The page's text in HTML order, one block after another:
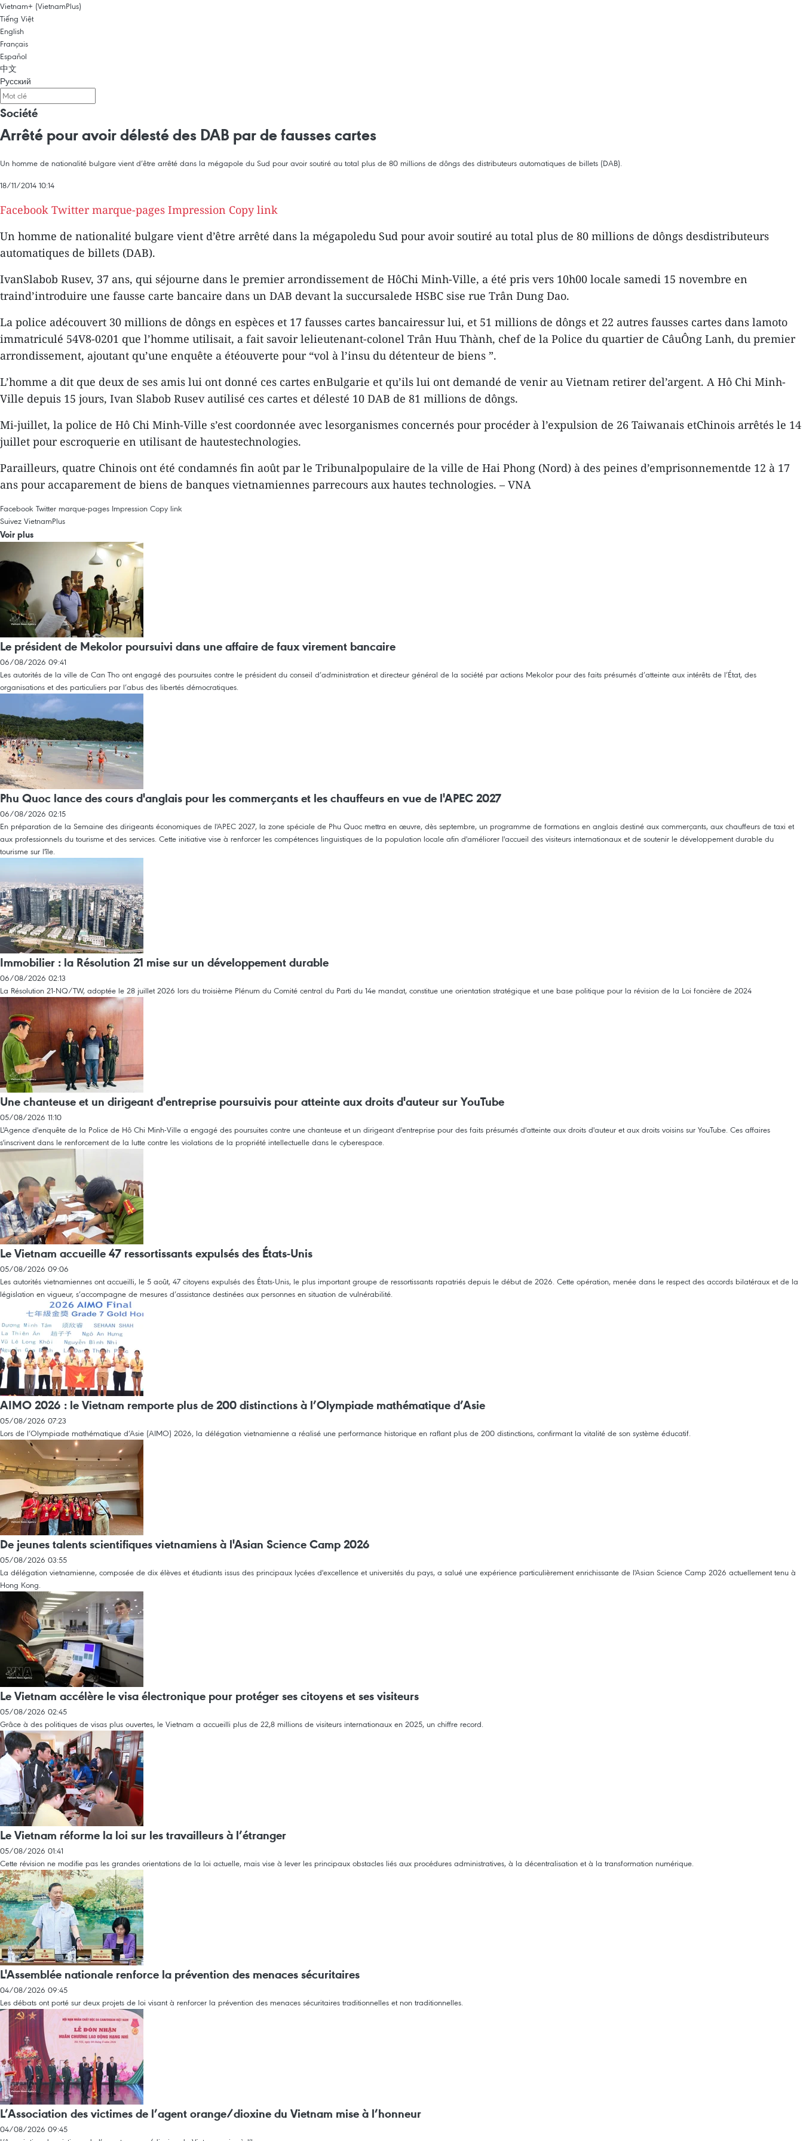
Vietnam+ (VietnamPlus)
Tiếng Việt
English
Français
Español
中文
Русский
Société
Arrêté pour avoir délesté des DAB par de fausses cartes
Un homme de nationalité bulgare vient d’être arrêté dans la mégapole du Sud pour avoir soutiré au total plus de 80 millions de dôngs des distributeurs automatiques de billets (DAB).
18/11/2014 10:14
Facebook Twitter marque-pages Impression Copy link
Un homme de nationalité bulgare vient d’être arrêté dans la mégapoledu Sud pour avoir soutiré au total plus de 80 millions de dôngs desdistributeurs
automatiques de billets (DAB).
IvanSlabob Rusev, 37 ans, qui séjourne dans le premier arrondissement de HôChi Minh-Ville, a été pris vers 10h00 locale samedi 15 novembre en
traind’introduire une fausse carte bancaire dans un DAB devant la succursalede HSBC sise rue Trân Dung Dao.
La police adécouvert 30 millions de dôngs en espèces et 17 fausses cartes bancairessur lui, et 51 millions de dôngs et 22 autres fausses cartes dans lamoto
immatriculé 54V8-0201 que l’homme utilisait, a fait savoir lelieutenant-colonel Trân Huu Thành, chef de la Police du quartier de CâuÔng Lanh, du premier
arrondissement, ajoutant qu’une enquête a étéouverte pour “vol à l’insu du détenteur de biens ”.
L’homme a dit que deux de ses amis lui ont donné ces cartes enBulgarie et qu’ils lui ont demandé de venir au Vietnam retirer del’argent. A Hô Chi Minh-
Ville depuis 15 jours, Ivan Slabob Rusev autilisé ces cartes et délesté 10 DAB de 81 millions de dôngs.
Mi-juillet, la police de Hô Chi Minh-Ville s’est coordonnée avec lesorganismes concernés pour procéder à l’expulsion de 26 Taiwanais etChinois arrêtés le 14
juillet pour escroquerie en utilisant de hautestechnologies.
Parailleurs, quatre Chinois ont été condamnés fin août par le Tribunalpopulaire de la ville de Hai Phong (Nord) à des peines d’emprisonnementde 12 à 17
ans pour accaparement de biens de banques vietnamiennes parrecours aux hautes technologies. – VNA
Facebook Twitter marque-pages Impression Copy link
Suivez VietnamPlus
Voir plus
Le président de Mekolor poursuivi dans une affaire de faux virement bancaire
06/08/2026 09:41
Les autorités de la ville de Can Tho ont engagé des poursuites contre le président du conseil d’administration et directeur général de la société par actions Mekolor pour des faits présumés d’atteinte aux intérêts de l’État, des
organisations et des particuliers par l’abus des libertés démocratiques.
Phu Quoc lance des cours d'anglais pour les commerçants et les chauffeurs en vue de l'APEC 2027
06/08/2026 02:15
En préparation de la Semaine des dirigeants économiques de l'APEC 2027, la zone spéciale de Phu Quoc mettra en œuvre, dès septembre, un programme de formations en anglais destiné aux commerçants, aux chauffeurs de taxi et
aux professionnels du tourisme et des services. Cette initiative vise à renforcer les compétences linguistiques de la population locale afin d'améliorer l'accueil des visiteurs internationaux et de soutenir le développement durable du
tourisme sur l'île.
Immobilier : la Résolution 21 mise sur un développement durable
06/08/2026 02:13
La Résolution 21-NQ/TW, adoptée le 28 juillet 2026 lors du troisième Plénum du Comité central du Parti du 14e mandat, constitue une orientation stratégique et une base politique pour la révision de la Loi foncière de 2024
Une chanteuse et un dirigeant d'entreprise poursuivis pour atteinte aux droits d'auteur sur YouTube
05/08/2026 11:10
L'Agence d'enquête de la Police de Hô Chi Minh-Ville a engagé des poursuites contre une chanteuse et un dirigeant d'entreprise pour des faits présumés d'atteinte aux droits d'auteur et aux droits voisins sur YouTube. Ces affaires
s'inscrivent dans le renforcement de la lutte contre les violations de la propriété intellectuelle dans le cyberespace.
Le Vietnam accueille 47 ressortissants expulsés des États-Unis
05/08/2026 09:06
Les autorités vietnamiennes ont accueilli, le 5 août, 47 citoyens expulsés des États-Unis, le plus important groupe de ressortissants rapatriés depuis le début de 2026. Cette opération, menée dans le respect des accords bilatéraux et de la
législation en vigueur, s’accompagne de mesures d’assistance destinées aux personnes en situation de vulnérabilité.
AIMO 2026 : le Vietnam remporte plus de 200 distinctions à l’Olympiade mathématique d’Asie
05/08/2026 07:23
Lors de l’Olympiade mathématique d’Asie (AIMO) 2026, la délégation vietnamienne a réalisé une performance historique en raflant plus de 200 distinctions, confirmant la vitalité de son système éducatif.
De jeunes talents scientifiques vietnamiens à l'Asian Science Camp 2026
05/08/2026 03:55
La délégation vietnamienne, composée de dix élèves et étudiants issus des principaux lycées d'excellence et universités du pays, a salué une expérience particulièrement enrichissante de l'Asian Science Camp 2026 actuellement tenu à
Hong Kong.
Le Vietnam accélère le visa électronique pour protéger ses citoyens et ses visiteurs
05/08/2026 02:45
Grâce à des politiques de visas plus ouvertes, le Vietnam a accueilli plus de 22,8 millions de visiteurs internationaux en 2025, un chiffre record.
Le Vietnam réforme la loi sur les travailleurs à l’étranger
05/08/2026 01:41
Cette révision ne modifie pas les grandes orientations de la loi actuelle, mais vise à lever les principaux obstacles liés aux procédures administratives, à la décentralisation et à la transformation numérique.
L'Assemblée nationale renforce la prévention des menaces sécuritaires
04/08/2026 09:45
Les débats ont porté sur deux projets de loi visant à renforcer la prévention des menaces sécuritaires traditionnelles et non traditionnelles.
L’Association des victimes de l’agent orange/dioxine du Vietnam mise à l’honneur
04/08/2026 09:45